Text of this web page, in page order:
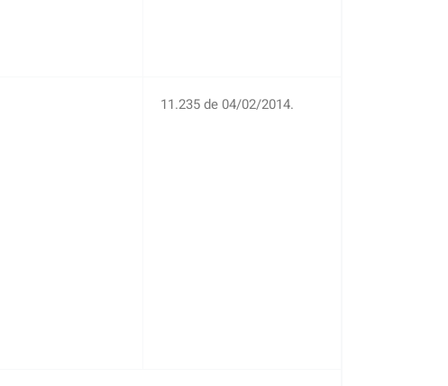
11.235 de 04/02/2014.